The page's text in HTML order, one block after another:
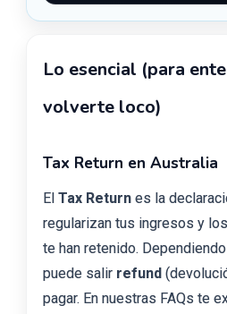
Lo esencial (para
volverte loco)
Tax Return en Australia
El Tax Return es la
regularizan tus ingresos y
te han retenido.
puede salir refund
pagar. En nuestras FAQs te